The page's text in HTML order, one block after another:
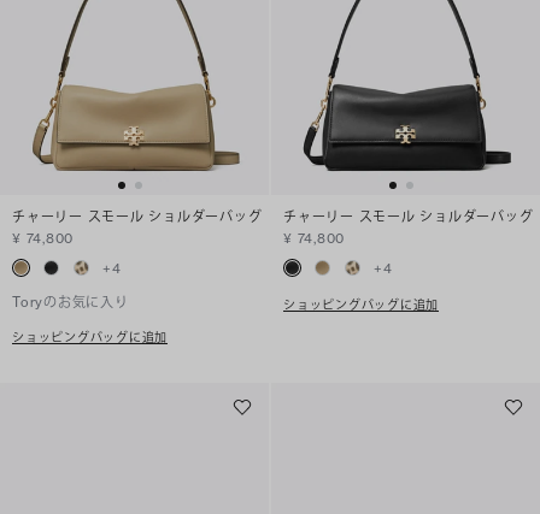
チャーリー スモール ショルダーバッグ
¥ 74,800
+4
Toryのお気に入り
ショッピングバッグに追加
チャーリー スモール ショルダーバッグ
¥ 74,800
+4
ショッピングバッグに追加